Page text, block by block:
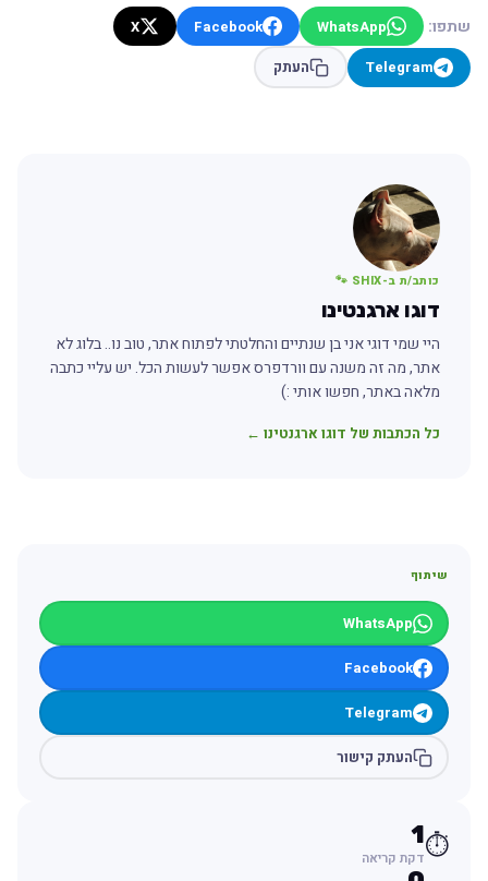
שתפו: WhatsApp
Facebook
X
Telegram
העתק
כותב/ת ב-SHIX 🐾
דוגו ארגנטינו
היי שמי דוגי אני בן שנתיים והחלטתי לפתוח אתר, טוב נו.. בלוג לא
אתר, מה זה משנה עם וורדפרס אפשר לעשות הכל. יש עליי כתבה
מלאה באתר, חפשו אותי :)
כל הכתבות של דוגו ארגנטינו ←
שיתוף
WhatsApp
Facebook
Telegram
העתק קישור
⏱️
1
דקת קריאה